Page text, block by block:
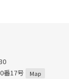
番17号
Map